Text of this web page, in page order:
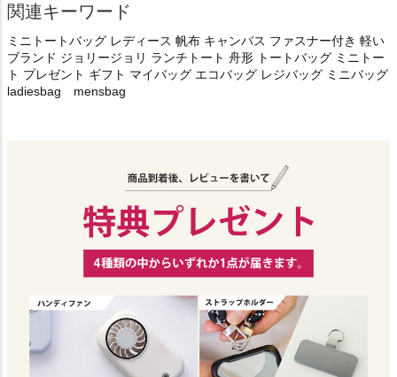
関連キーワード
ミニトートバッグ レディース 帆布 キャンバス ファスナー付き 軽い
ブランド ジョリージョリ ランチトート 舟形 トートバッグ ミニトー
ト プレゼント ギフト マイバッグ エコバッグ レジバッグ ミニバッグ
ladiesbag mensbag